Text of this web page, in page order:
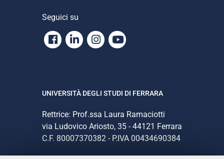
Seguici su
Facebook
LinkedinInstagram
Youtube
UNIVERSITÀ DEGLI STUDI DI FERRARA
Rettrice: Prof.ssa Laura Ramaciotti
via Ludovico Ariosto, 35 - 44121 Ferrara
C.F. 80007370382 - P.IVA 00434690384